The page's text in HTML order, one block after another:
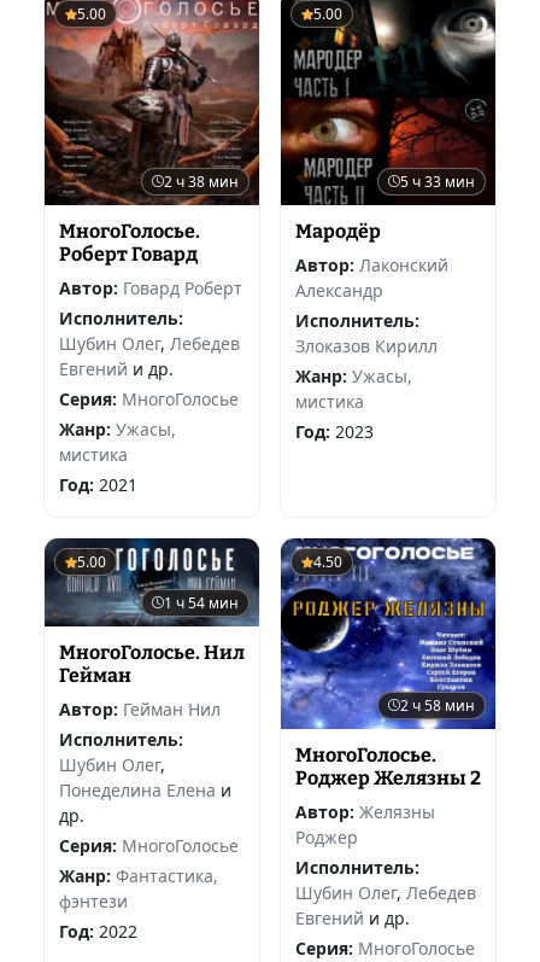
5.00
2 ч 38 мин
МногоГолосье.
Роберт Говард
Автор: Говард Роберт
Исполнитель:
Шубин Олег, Лебедев
Евгений и др.
Серия: МногоГолосье
Жанр: Ужасы,
мистика
Год: 2021
5.00
5 ч 33 мин
Мародёр
Автор: Лаконский
Александр
Исполнитель:
Злоказов Кирилл
Жанр: Ужасы,
мистика
Год: 2023
5.00
1 ч 54 мин
МногоГолосье. Нил
Гейман
Автор: Гейман Нил
Исполнитель:
Шубин Олег,
Понеделина Елена и
др.
Серия: МногоГолосье
Жанр: Фантастика,
фэнтези
Год: 2022
4.50
2 ч 58 мин
МногоГолосье.
Роджер Желязны 2
Автор: Желязны
Роджер
Исполнитель:
Шубин Олег, Лебедев
Евгений и др.
Серия: МногоГолосье